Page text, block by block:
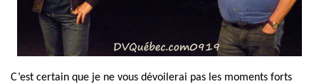
C’est certain que je ne vous dévoilerai pas les moments forts